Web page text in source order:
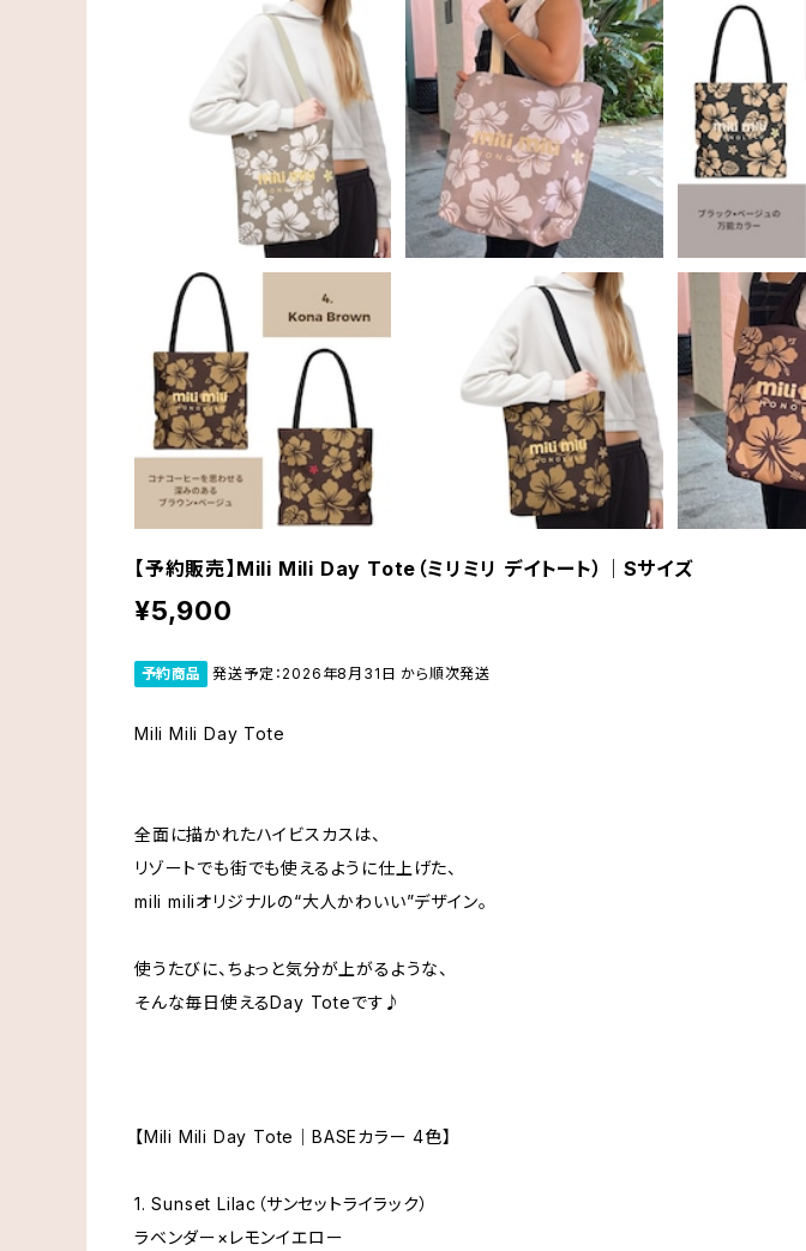
【予約販売】Mili Mili Day Tote（ミリミリ デイトート）｜Sサイズ
¥5,900
予約商品 発送予定：2026年8月31日 から順次発送
Mili Mili Day Tote
全面に描かれたハイビスカスは、
リゾートでも街でも使えるように仕上げた、
mili miliオリジナルの“大人かわいい”デザイン。
使うたびに、ちょっと気分が上がるような、
そんな毎日使えるDay Toteです♪
【Mili Mili Day Tote｜BASEカラー 4色】
1. Sunset Lilac（サンセットライラック）
ラベンダー×レモンイエロー